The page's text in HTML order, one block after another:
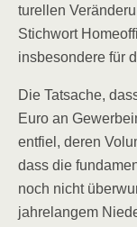
tu­rel­len
Stich­wort
ins­be­son­de­re für
Die Tat­sa­che,
Euro an
ent­fiel, deren
dass die
noch nicht
jah­re­lan­gem